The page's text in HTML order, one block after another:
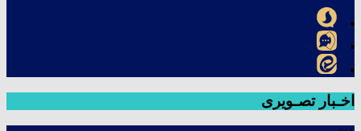
اخـبار تصـویری